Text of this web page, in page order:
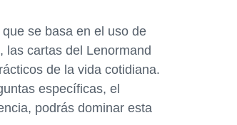
se basa en el uso de
las cartas del Lenormand
de la vida cotidiana.
específicas, el
podrás dominar esta